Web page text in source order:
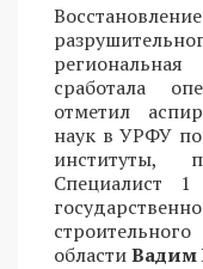
сработала
отметил
наук в УРФУ
институты,
Специалист 1
области